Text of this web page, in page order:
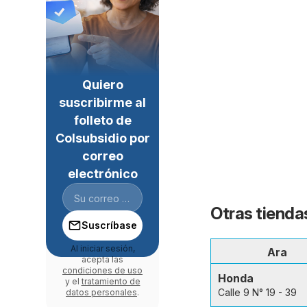
Otras
Ara
Honda
Calle 9 N° 19 - 39
Quiero
suscribirme al
folleto de
Colsubsidio por
correo
electrónico
Suscríbase
Al iniciar sesión,
acepta las
condiciones de uso
y el tratamiento de
datos personales.